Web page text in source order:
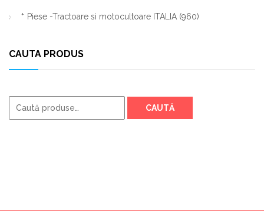
Piese -Tractoare si motocultoare ITALIA (960)
CAUTA PRODUS
Caută
după:
CAUTĂ